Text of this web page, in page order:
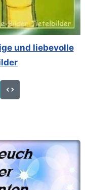
und liebevolle
Code